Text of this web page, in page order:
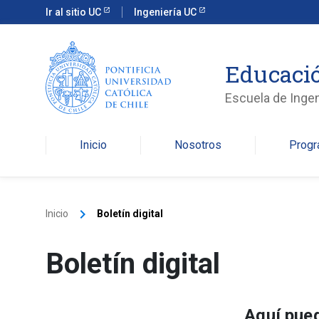
Ir al sitio UC Ingeniería UC
Escuela de
Inicio Nosotros
Inicio keyboard_arrow_right Boletín digital
Boletín digital